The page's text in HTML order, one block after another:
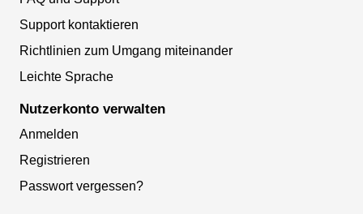
Support kontaktieren
Richtlinien zum Umgang miteinander
Leichte Sprache
Nutzerkonto verwalten
Anmelden
Registrieren
Passwort vergessen?